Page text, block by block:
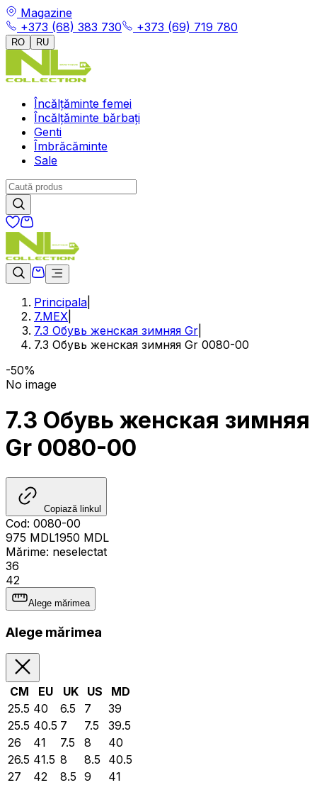
Magazine
+373 (68) 383 730
+373 (69) 719 780
RO RU
Încălțăminte femei
Încălțăminte bărbați
Genti
Îmbrăcăminte
Sale
Principala
7.МЕХ
7.3 Обувь женская зимняя Gr
7.3 Обувь женская зимняя Gr 0080-00
-50%
No image
7.3 Обувь женская зимняя
Gr 0080-00
Copiază linkul
Cod: 0080-00
975 MDL1950 MDL
Mărime: neselectat
36
42
Alege mărimea
Alege mărimea
CM EU UK US
MD
25.5 40 6.5 7
39
25.5 40.5 7 7.5
39.5
26
41 7.5 8
40
26.5 41.5 8 8.5
40.5
27
42 8.5 9
41